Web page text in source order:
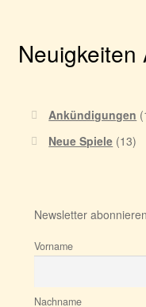
Neuigkeiten
Ankündigungen
Neue Spiele (13)
Newsletter abonnieren
Vorname
Nachname